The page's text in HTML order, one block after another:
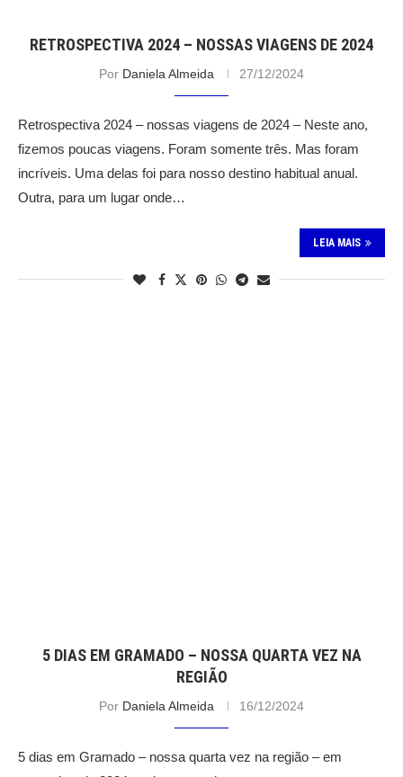
RETROSPECTIVA 2024 – NOSSAS VIAGENS DE 2024
Por Daniela Almeida 27/12/2024
Retrospectiva 2024 – nossas viagens de 2024 – Neste ano,
fizemos poucas viagens. Foram somente três. Mas foram
incríveis. Uma delas foi para nosso destino habitual anual.
Outra, para um lugar onde…
LEIA MAIS
5 DIAS EM GRAMADO – NOSSA QUARTA VEZ NA
REGIÃO
Por Daniela Almeida 16/12/2024
5 dias em Gramado – nossa quarta vez na região – em